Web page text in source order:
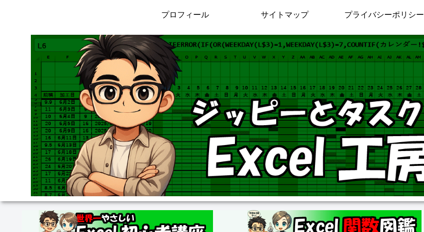
プロフィール サイトマップ プライバシーポリシー